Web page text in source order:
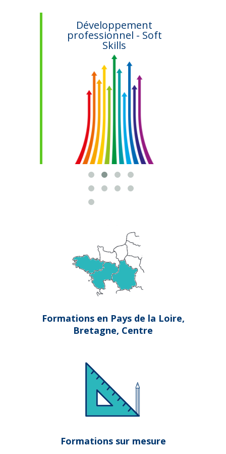
Développement
professionnel - Soft
Skills
Formations en Pays de la Loire,
Bretagne, Centre
Formations sur mesure